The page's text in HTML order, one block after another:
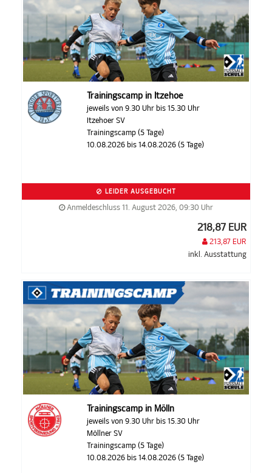
Trainingscamp in Itzehoe
jeweils von 9.30 Uhr bis 15.30 Uhr
Itzehoer SV
Trainingscamp (5 Tage)
10.08.2026 bis 14.08.2026 (5 Tage)
LEIDER AUSGEBUCHT
Anmeldeschluss 11. August 2026, 09:30 Uhr
218,87 EUR
213,87 EUR
inkl. Ausstattung
Trainingscamp in Mölln
jeweils von 9.30 Uhr bis 15.30 Uhr
Möllner SV
Trainingscamp (5 Tage)
10.08.2026 bis 14.08.2026 (5 Tage)